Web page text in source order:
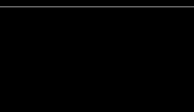
- 100
Spieler). - 15